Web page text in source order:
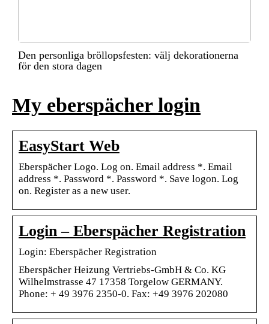
Den personliga bröllopsfesten: välj dekorationerna
för den stora dagen
My eberspächer login
EasyStart Web
Eberspächer Logo. Log on. Email address *. Email
address *. Password *. Password *. Save logon. Log
on. Register as a new user.
Login – Eberspächer Registration
Login: Eberspächer Registration
Eberspächer Heizung Vertriebs-GmbH & Co. KG
Wilhelmstrasse 47 17358 Torgelow GERMANY.
Phone: + 49 3976 2350-0. Fax: +49 3976 202080